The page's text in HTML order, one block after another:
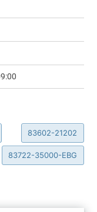
83602-21202
83722-35000-EBG